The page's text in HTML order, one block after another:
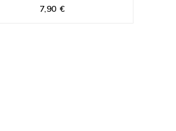
7,90 €Prix